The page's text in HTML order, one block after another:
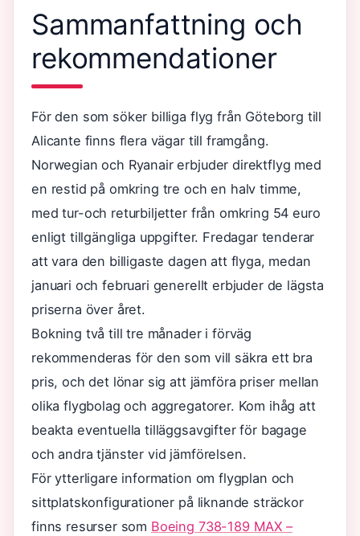
Sammanfattning och
rekommendationer
För den som söker billiga flyg från Göteborg till
Alicante finns flera vägar till framgång.
Norwegian och Ryanair erbjuder direktflyg med
en restid på omkring tre och en halv timme,
med tur-och returbiljetter från omkring 54 euro
enligt tillgängliga uppgifter. Fredagar tenderar
att vara den billigaste dagen att flyga, medan
januari och februari generellt erbjuder de lägsta
priserna över året.
Bokning två till tre månader i förväg
rekommenderas för den som vill säkra ett bra
pris, och det lönar sig att jämföra priser mellan
olika flygbolag och aggregatorer. Kom ihåg att
beakta eventuella tilläggsavgifter för bagage
och andra tjänster vid jämförelsen.
För ytterligare information om flygplan och
sittplatskonfigurationer på liknande sträckor
finns resurser som Boeing 738-189 MAX –